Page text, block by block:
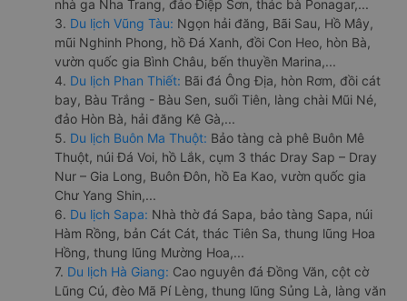
nhà ga Nha Trang, đảo Điệp Sơn, thác bà Ponagar,...
3. Du lịch Vũng Tàu: Ngọn hải đăng, Bãi Sau, Hồ Mây,
mũi Nghinh Phong, hồ Đá Xanh, đồi Con Heo, hòn Bà,
vườn quốc gia Bình Châu, bến thuyền Marina,...
4. Du lịch Phan Thiết: Bãi đá Ông Địa, hòn Rơm, đồi cát
bay, Bàu Trắng - Bàu Sen, suối Tiên, làng chài Mũi Né,
đảo Hòn Bà, hải đăng Kê Gà,...
5. Du lịch Buôn Ma Thuột: Bảo tàng cà phê Buôn Mê
Thuột, núi Đá Voi, hồ Lắk, cụm 3 thác Dray Sap – Dray
Nur – Gia Long, Buôn Đôn, hồ Ea Kao, vườn quốc gia
Chư Yang Shin,...
6. Du lịch Sapa: Nhà thờ đá Sapa, bảo tàng Sapa, núi
Hàm Rồng, bản Cát Cát, thác Tiên Sa, thung lũng Hoa
Hồng, thung lũng Mường Hoa,...
7. Du lịch Hà Giang: Cao nguyên đá Đồng Văn, cột cờ
Lũng Cú, đèo Mã Pí Lèng, thung lũng Sủng Là, làng văn